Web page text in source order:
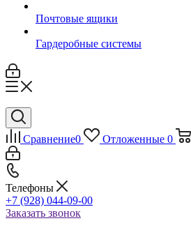
Почтовые ящики
Гардеробные системы
Сравнение0 Отложенные 0
Телефоны
+7 (928) 044-09-00
Заказать звонок